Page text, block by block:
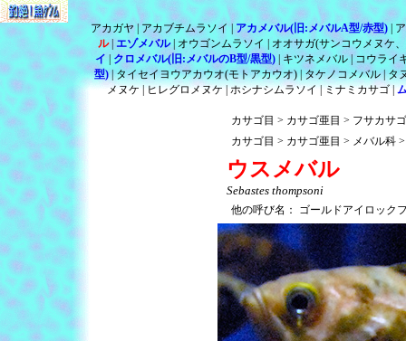
カサゴ目 カサゴ亜目
フサカサ
カサゴ目
カサゴ亜目 メバル科
ウスメバル
Sebastes thompsoni
他の呼び名： ゴールドアイロック
アカガヤ アカブチムラソイ アカメバル(旧:メバルA型/赤型)
ル
エゾメバル オウゴンムラソイ
オオサガ(サンコウメヌケ
イ
クロメバル(旧:メバルのB型/黒型) キツネメバル
コウライ
型) タイセイヨウアカウオ(モトアカウオ) タケノコメバル タ
メヌケ ヒレグロメヌケ ホシナシムラソイ ミナミカサゴ